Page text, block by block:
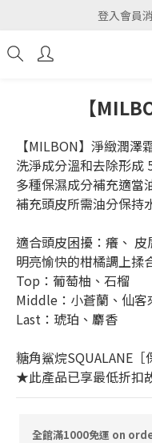
登入會員
【
【MILBON】淨緻潤澤
洗淨成分溫和去除形成
多種保濕成分補充適當
補充頭皮所需油分保持
適合頭皮困擾：癢、 皮
明亮愉快的柑橘調上揉
Top：葡萄柚、石榴
Middle：小蒼蘭、仙客
Last：琥珀、麝香
糖角鯊烷SQUALANE［
★此產品已享最低折扣
全館滿1000免運 on